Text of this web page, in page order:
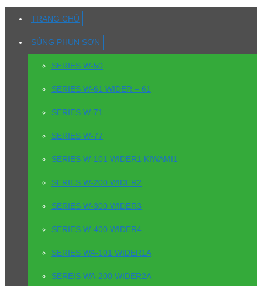
TRANG CHỦ
SÚNG PHUN SƠN
SERIES W-50
SERIES W-61 WIDER – 61
SERIES W-71
SERIES W-77
SERIES W-101 WIDER1 KIWAMI1
SERIES W-200 WIDER2
SERIES W-300 WIDER3
SERIES W-400 WIDER4
SERIES WA-101 WIDER1A
SEREIS WA-200 WIDER2A